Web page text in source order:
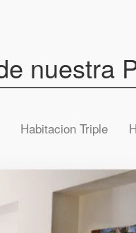
nuestra
Habitacion Triple